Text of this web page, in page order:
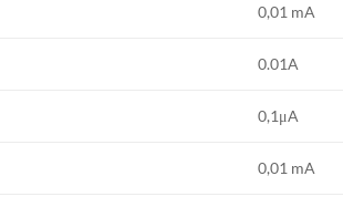
0,01 mA
0.01A
0,1μA
0,01 mA